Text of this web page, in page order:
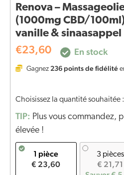
Renova –
(1000mg CBD/
vanille & sinaasappel
€23,60 En stock
Gagnez 236points de fidélité
Choisissez la quantité souhaitée :
TIP: Plus vous commandez,
élevée !
1 pièce
€ 23,60
3 pièces
€ 21,71